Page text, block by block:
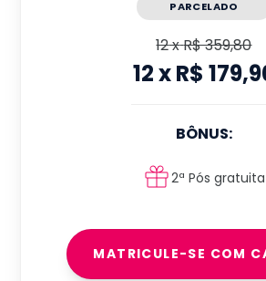
PARCELADO
12xR$ 359,80
12xR$
BÔNUS:
2ª Pós gratuita
MATRICULE-SE COM